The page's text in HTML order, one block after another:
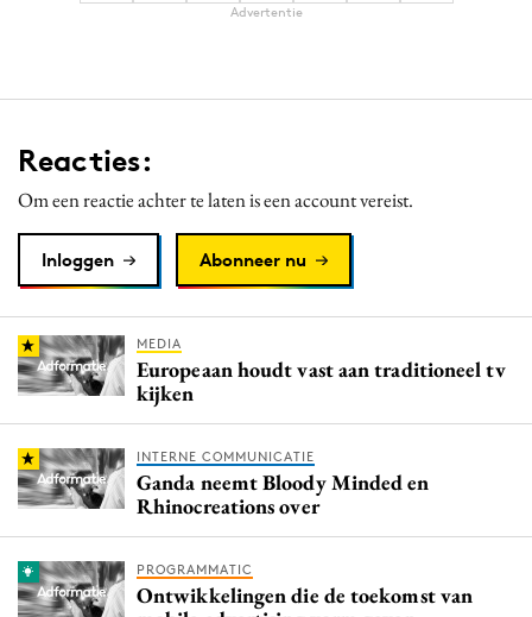
Advertentie
Reacties:
Om een reactie achter te laten is een account vereist.
Inloggen Abonneer nu
MEDIA
Europeaan houdt vast aan traditioneel tv
kijken
INTERNE COMMUNICATIE
Ganda neemt Bloody Minded en
Rhinocreations over
PROGRAMMATIC
Ontwikkelingen die de toekomst van